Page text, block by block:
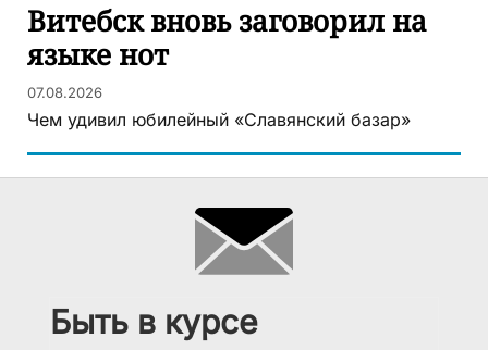
Витебск вновь заговорил на
языке нот
07.08.2026
Чем удивил юбилейный «Славянский базар»
Быть в курсе